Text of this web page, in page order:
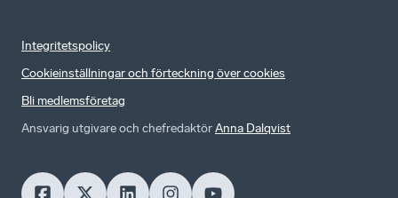
Integritetspolicy
Cookieinställningar och förteckning över cookies
Bli medlemsföretag
Ansvarig utgivare och chefredaktörAnna Dalqvist